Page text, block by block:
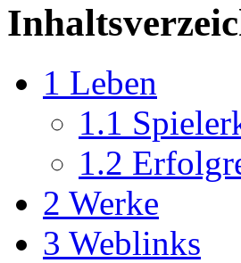
1 Leben
1.1
1.2
2 Werke
3 Weblinks